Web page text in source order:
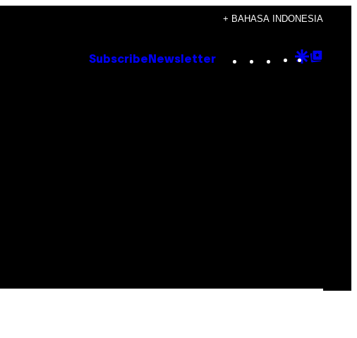
+ BAHASA INDONESIA
Subscribe Newsletter Instagram
TikTok
YouTube
Google